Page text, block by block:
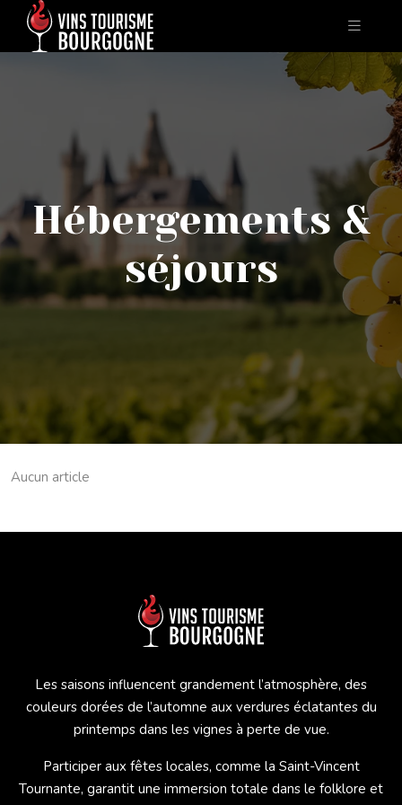
Hébergements &
séjours
Aucun article
Les saisons influencent grandement l’atmosphère, des
couleurs dorées de l’automne aux verdures éclatantes du
printemps dans les vignes à perte de vue.
Participer aux fêtes locales, comme la Saint-Vincent
Tournante, garantit une immersion totale dans le folklore et